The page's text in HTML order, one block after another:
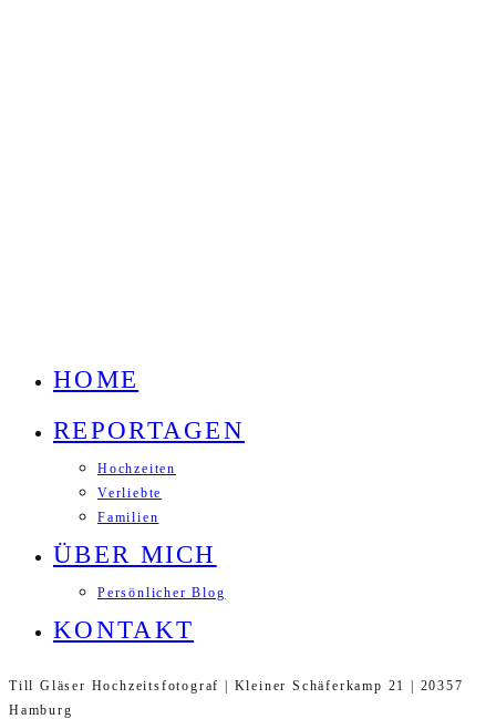
HOME
REPORTAGEN
Hochzeiten
Verliebte
Familien
ÜBER MICH
Persönlicher Blog
KONTAKT
Till Gläser Hochzeitsfotograf | Kleiner Schäferkamp 21 | 20357
Hamburg